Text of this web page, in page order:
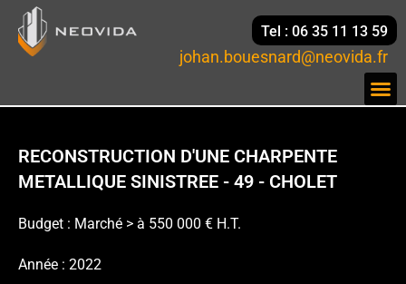
Tel : 06 35 11 13 59
johan.bouesnard@neovida.fr
RECONSTRUCTION D'UNE CHARPENTE
METALLIQUE SINISTREE - 49 - CHOLET
Budget : Marché > à 550 000 € H.T.
Année : 2022